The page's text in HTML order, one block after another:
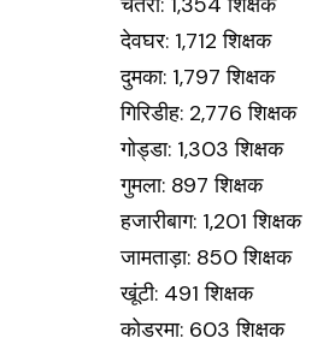
देवघर: 1,712 शिक्षक
दुमका: 1,797 शिक्षक
गिरिडीह: 2,776 शिक्षक
गोड्डा: 1,303 शिक्षक
गुमला: 897 शिक्षक
हजारीबाग: 1,201 शिक्षक
जामताड़ा: 850 शिक्षक
खूंटी: 491 शिक्षक
कोडरमा: 603 शिक्षक